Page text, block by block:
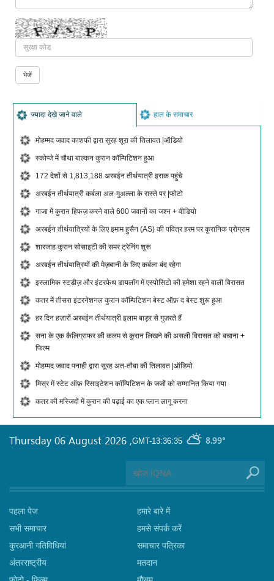
ज्यादा देख़े जाने वाले हाल के समाचार
मोहम्मद जवाद काशफी द्वारा सूरह शूरा की तिलावत |ऑडियो
स्कोप्जे में चौथा बाल्कन कुरान कॉम्पिटिशन हुआ
172 देशों से 1,813,188 अरबईन तीर्थयात्री इराक पहुंचे
अरबईन तीर्थयात्री कर्बला अल-मुअल्ला के रास्ते पर |फोटो
गाजा में कुरान हिफज़ करने वाले 600 जवानों का जश्न + वीडियो
अरबईन तीर्थयात्रियों के लिए इमाम हुसैन (AS) की पवित्र हरम पर कुरानिक प्रोग्राम
शारजाह कुरान सोसाइटी की समर ट्रेनिंग शुरू
अरबईन तीर्थयात्रियों की मेज़बानी के लिए कर्बला बंद रहेगा
इस्लामिक स्टडीज़ और इंटरफेथ डायलॉग में एस्पोसिटो की हमेशा रहने वाली विरासत
कतर में तीसरा इंटरनेशनल कुरान कॉम्पिटिशन बेस्ट ऑफ़ द बेस्ट शुरू हुआ
हर दिन हज़ारों अरबईन तीर्थयात्री इलाम बाड़र से गुज़रते हैं
सना के एक कैलिग्राफर की कलम से कुरान लिखने की असली विरासत को बचाना +
फिल्म
मोहम्मद जवाद पनाही द्वारा सूरह अत-तौबा की तिलावत |ऑडियो
मिस्र में स्टेट ऑफ़ रिसाइटेशन कॉम्पिटिशन के जजों को सम्मानित किया गया
कतर की मस्जिदों में कुरान की पढ़ाई का एक प्लान लागू करना
GMT-13:36:35 8.99°
Thursday 06 August 2026 ,
पहला पेज
सभी समाचार
कुरआनी गतिविधियां
अंतरराष्ट्रीय
हमारे बारे में
हमसे संपर्क करें
समाचार पत्रिका
मतदान